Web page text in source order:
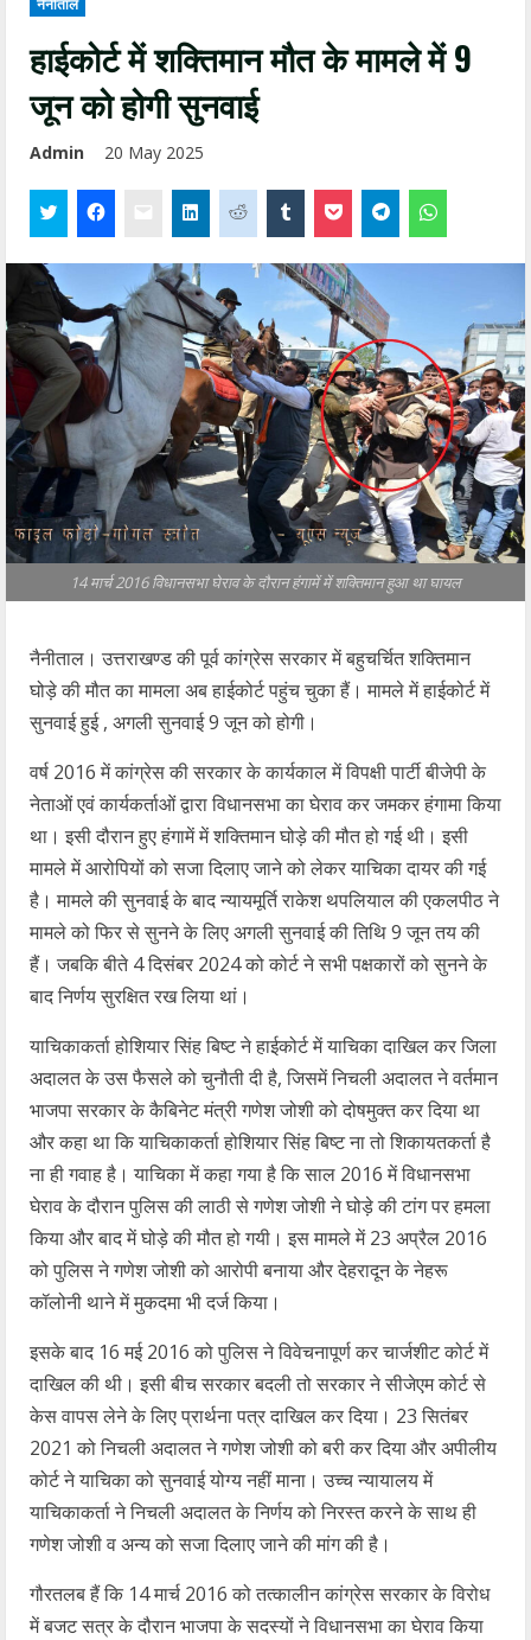
हाईकोर्ट में शक्तिमान मौत के मामले में 9
जून को होगी सुनवाई
Admin 20 May 2025
14 मार्च 2016 विधानसभा घेराव के दौरान हंगामें में शक्तिमान हुआ था घायल
नैनीताल। उत्तराखण्ड की पूर्व कांग्रेस सरकार में बहुचर्चित शक्तिमान
घोड़े की मौत का मामला अब हाईकोर्ट पहुंच चुका हैं। मामले में हाईकोर्ट में
सुनवाई हुई , अगली सुनवाई 9 जून को होगी।
वर्ष 2016 में कांग्रेस की सरकार के कार्यकाल में विपक्षी पार्टी बीजेपी के
नेताओं एवं कार्यकर्ताओं द्वारा विधानसभा का घेराव कर जमकर हंगामा किया
था। इसी दौरान हुए हंगामें में शक्तिमान घोड़े की मौत हो गई थी। इसी
मामले में आरोपियों को सजा दिलाए जाने को लेकर याचिका दायर की गई
है। मामले की सुनवाई के बाद न्यायमूर्ति राकेश थपलियाल की एकलपीठ ने
मामले को फिर से सुनने के लिए अगली सुनवाई की तिथि 9 जून तय की
हैं। जबकि बीते 4 दिसंबर 2024 को कोर्ट ने सभी पक्षकारों को सुनने के
बाद निर्णय सुरक्षित रख लिया थां।
याचिकाकर्ता होशियार सिंह बिष्ट ने हाईकोर्ट में याचिका दाखिल कर जिला
अदालत के उस फैसले को चुनौती दी है, जिसमें निचली अदालत ने वर्तमान
भाजपा सरकार के कैबिनेट मंत्री गणेश जोशी को दोषमुक्त कर दिया था
और कहा था कि याचिकाकर्ता होशियार सिंह बिष्ट ना तो शिकायतकर्ता है
ना ही गवाह है। याचिका में कहा गया है कि साल 2016 में विधानसभा
घेराव के दौरान पुलिस की लाठी से गणेश जोशी ने घोड़े की टांग पर हमला
किया और बाद में घोड़े की मौत हो गयी। इस मामले में 23 अप्रैल 2016
को पुलिस ने गणेश जोशी को आरोपी बनाया और देहरादून के नेहरू
कॉलोनी थाने में मुकदमा भी दर्ज किया।
इसके बाद 16 मई 2016 को पुलिस ने विवेचनापूर्ण कर चार्जशीट कोर्ट में
दाखिल की थी। इसी बीच सरकार बदली तो सरकार ने सीजेएम कोर्ट से
केस वापस लेने के लिए प्रार्थना पत्र दाखिल कर दिया। 23 सितंबर
2021 को निचली अदालत ने गणेश जोशी को बरी कर दिया और अपीलीय
कोर्ट ने याचिका को सुनवाई योग्य नहीं माना। उच्च न्यायालय में
याचिकाकर्ता ने निचली अदालत के निर्णय को निरस्त करने के साथ ही
गणेश जोशी व अन्य को सजा दिलाए जाने की मांग की है।
गौरतलब हैं कि 14 मार्च 2016 को तत्कालीन कांग्रेस सरकार के विरोध
में बजट सत्र के दौरान भाजपा के सदस्यों ने विधानसभा का घेराव किया